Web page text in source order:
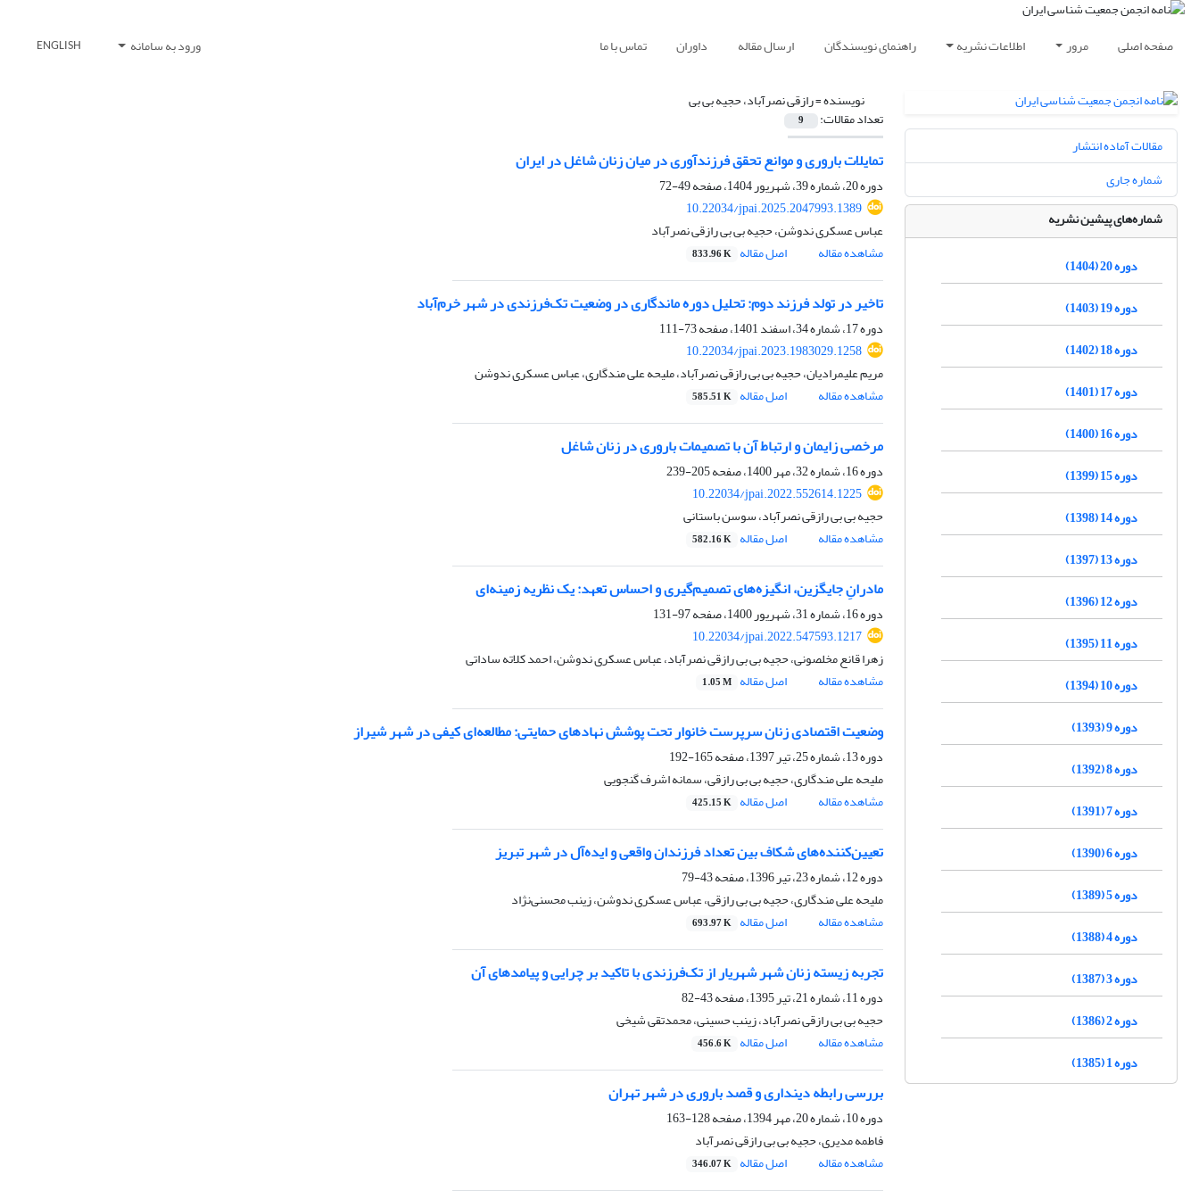
صفحه اصلی مرور اطلاعات نشریه راهنمای نویسندگان ارسال مقاله داوران تماس با ما ورود به سامانه ENGLISH
نویسنده =رازقی نصرآباد، حجیه بی بی
تعداد مقالات: 9
تمایلات باروری و موانع تحقق فرزندآوری در میان زنان شاغل در ایران
دوره 20، شماره 39، شهریور 1404، صفحه
49-72
10.22034/jpai.2025.2047993.1389
عباس عسکری ندوشن، حجیه بی بی رازقی نصرآباد
مشاهده مقاله
اصل مقاله 833.96 K
تاخیر در تولد فرزند دوم: تحلیل دوره ماندگاری در وضعیت تک‌فرزندی در شهر خرم‌آباد
دوره 17، شماره 34، اسفند 1401، صفحه
73-111
10.22034/jpai.2023.1983029.1258
مریم علیمرادیان، حجیه بی بی رازقی نصرآباد، ملیحه علی مندگاری، عباس عسکری ندوشن
مشاهده مقاله
اصل مقاله 585.51 K
مرخصی زایمان و ارتباط آن با تصمیمات باروری در زنان شاغل
دوره 16، شماره 32، مهر 1400، صفحه
205-239
10.22034/jpai.2022.552614.1225
حجیه بی بی رازقی نصرآباد، سوسن باستانی
مشاهده مقاله
اصل مقاله 582.16 K
مادرانِ جایگزین، انگیزه‌های تصمیم‌گیری و احساس تعهد: یک نظریه زمینه‌ای
دوره 16، شماره 31، شهریور 1400، صفحه
97-131
10.22034/jpai.2022.547593.1217
زهرا قانع مخلصونی، حجیه بی بی رازقی نصرآباد، عباس عسکری ندوشن، احمد کلاته ساداتی
مشاهده مقاله
اصل مقاله 1.05 M
وضعیت اقتصادی زنان سرپرست خانوار تحت پوشش نهادهای حمایتی: مطالعه‌ای کیفی در شهر شیراز
دوره 13، شماره 25، تیر 1397، صفحه
165-192
ملیحه علی مندگاری، حجیه بی بی رازقی، سمانه اشرف گنجویی
مشاهده مقاله
اصل مقاله 425.15 K
تعیین‌کننده‌های شکاف بین تعداد فرزندان واقعی و ایده‌آل در شهر تبریز
دوره 12، شماره 23، تیر 1396، صفحه
43-79
ملیحه علی مندگاری، حجیه بی بی رازقی، عباس عسکری ندوشن، زینب محسنی‌نژاد
مشاهده مقاله
اصل مقاله 693.97 K
تجربه زیسته زنان شهر شهریار از تک‌فرزندی با تاکید بر چرایی و پیامدهای آن
دوره 11، شماره 21، تیر 1395، صفحه
43-82
حجیه بی بی رازقی نصرآباد، زینب حسینی، محمد‌تقی شیخی
مشاهده مقاله
اصل مقاله 456.6 K
بررسی رابطه دینداری و قصد باروری در شهر تهران
دوره 10، شماره 20، مهر 1394، صفحه
128-163
فاطمه مدیری، حجیه بی بی رازقی نصرآباد
مشاهده مقاله
اصل مقاله 346.07 K
مقالات آماده انتشار
شماره جاری
شماره‌های پیشین نشریه
دوره 20 (1404)
دوره 19 (1403)
دوره 18 (1402)
دوره 17 (1401)
دوره 16 (1400)
دوره 15 (1399)
دوره 14 (1398)
دوره 13 (1397)
دوره 12 (1396)
دوره 11 (1395)
دوره 10 (1394)
دوره 9 (1393)
دوره 8 (1392)
دوره 7 (1391)
دوره 6 (1390)
دوره 5 (1389)
دوره 4 (1388)
دوره 3 (1387)
دوره 2 (1386)
دوره 1 (1385)